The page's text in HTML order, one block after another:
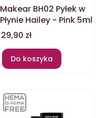
Makear BH02 Pyłek w
Płynie Hailey - Pink 5ml
Cena
29,90 zł
Do koszyka